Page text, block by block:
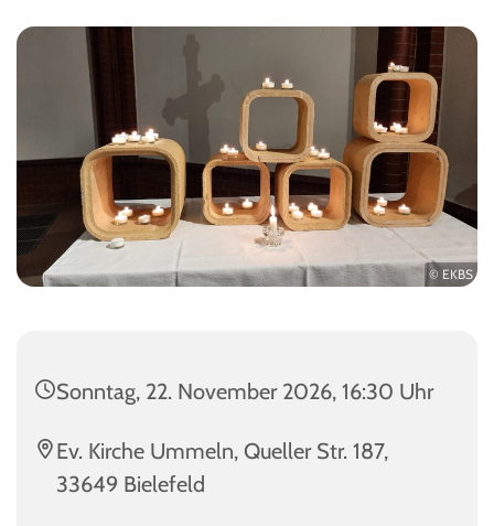
© EKBS
Sonntag, 22. November 2026, 16:30 Uhr
Ev. Kirche Ummeln, Queller Str. 187,
33649 Bielefeld